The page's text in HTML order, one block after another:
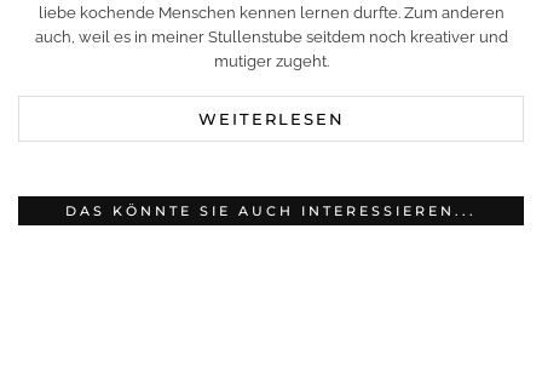
liebe kochende Menschen kennen lernen durfte. Zum anderen
auch, weil es in meiner Stullenstube seitdem noch kreativer und
mutiger zugeht.
WEITERLESEN
DAS KÖNNTE SIE AUCH INTERESSIEREN...